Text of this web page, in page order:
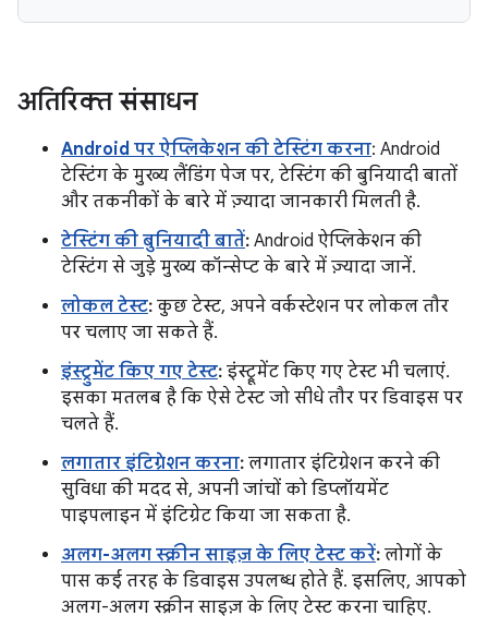
अतिरिक्त संसाधन
Android पर ऐप्लिकेशन की टेस्टिंग करना: Android
टेस्टिंग के मुख्य लैंडिंग पेज पर, टेस्टिंग की बुनियादी बातों
और तकनीकों के बारे में ज़्यादा जानकारी मिलती है.
टेस्टिंग की बुनियादी बातें: Android ऐप्लिकेशन की
टेस्टिंग से जुड़े मुख्य कॉन्सेप्ट के बारे में ज़्यादा जानें.
लोकल टेस्ट: कुछ टेस्ट, अपने वर्कस्टेशन पर लोकल तौर
पर चलाए जा सकते हैं.
इंस्ट्रुमेंट किए गए टेस्ट: इंस्ट्रूमेंट किए गए टेस्ट भी चलाएं.
इसका मतलब है कि ऐसे टेस्ट जो सीधे तौर पर डिवाइस पर
चलते हैं.
लगातार इंटिग्रेशन करना: लगातार इंटिग्रेशन करने की
सुविधा की मदद से, अपनी जांचों को डिप्लॉयमेंट
पाइपलाइन में इंटिग्रेट किया जा सकता है.
अलग-अलग स्क्रीन साइज़ के लिए टेस्ट करें: लोगों के
पास कई तरह के डिवाइस उपलब्ध होते हैं. इसलिए, आपको
अलग-अलग स्क्रीन साइज़ के लिए टेस्ट करना चाहिए.